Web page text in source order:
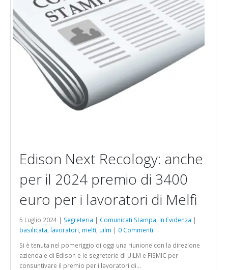
Edison Next Recology: anche
per il 2024 premio di 3400
euro per i lavoratori di Melfi
5 Luglio 2024 | Segreteria | Comunicati Stampa In Evidenza |
basilicata lavoratori melfi uilm | 0 Commenti
Si è tenuta nel pomeriggio di oggi una riunione con la direzione
aziendale di Edison e le segreterie di UILM e FISMIC per
consuntivare il premio per i lavoratori di...